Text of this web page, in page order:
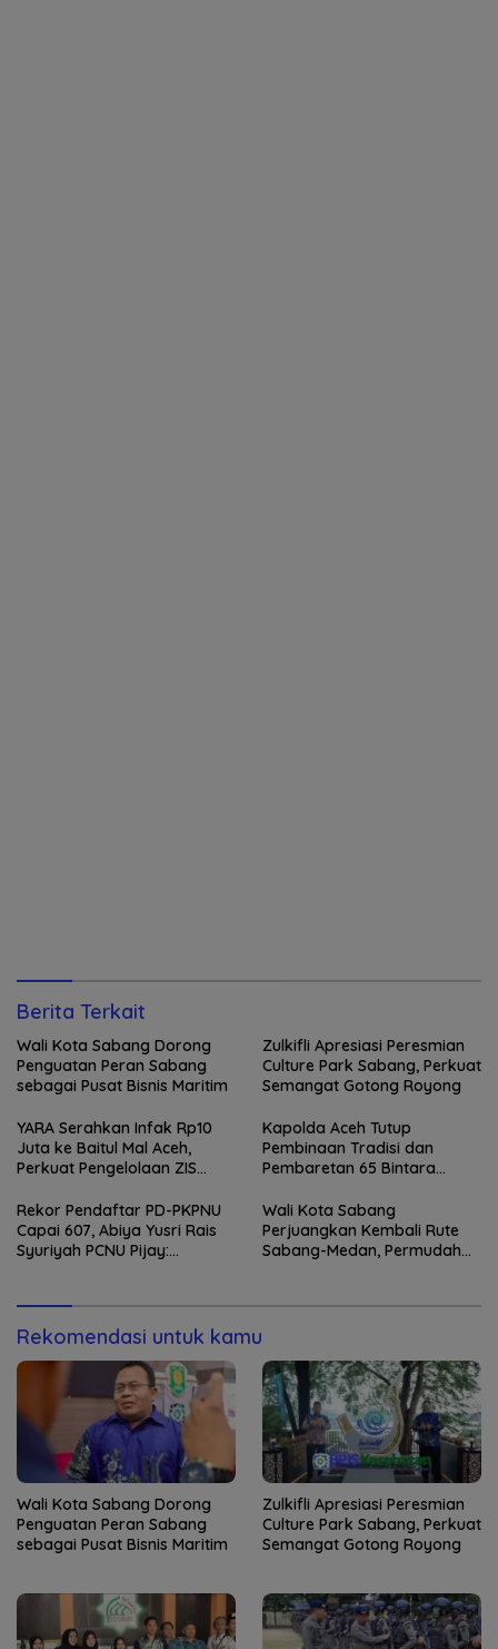
Berita Terkait
Wali Kota Sabang Dorong
Penguatan Peran Sabang
sebagai Pusat Bisnis Maritim
Zulkifli Apresiasi Peresmian
Culture Park Sabang, Perkuat
Semangat Gotong Royong
YARA Serahkan Infak Rp10
Juta ke Baitul Mal Aceh,
Perkuat Pengelolaan ZIS
Kapolda Aceh Tutup
Pembinaan Tradisi dan
Pembaretan 65 Bintara
Rekor Pendaftar PD-PKPNU
Capai 607, Abiya Yusri Rais
Syuriyah PCNU Pijay:
Wali Kota Sabang
Perjuangkan Kembali Rute
Sabang-Medan, Permudah
Rekomendasi untuk kamu
Wali Kota Sabang Dorong
Penguatan Peran Sabang
sebagai Pusat Bisnis Maritim
Zulkifli Apresiasi Peresmian
Culture Park Sabang, Perkuat
Semangat Gotong Royong